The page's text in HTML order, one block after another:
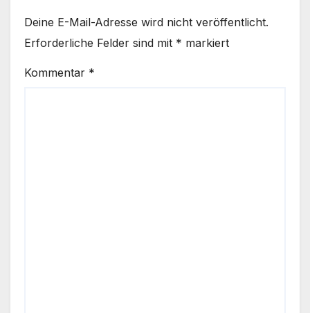
Deine E-Mail-Adresse wird nicht veröffentlicht.
Erforderliche Felder sind mit * markiert
Kommentar *